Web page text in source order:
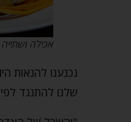
אכילה
נכנענו להנאות
שלנו להתנגד